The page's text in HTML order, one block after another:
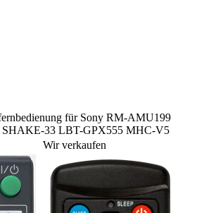
für Sony RM-AMU199
33 LBT-GPX555 MHC-V5
Wir verkaufen